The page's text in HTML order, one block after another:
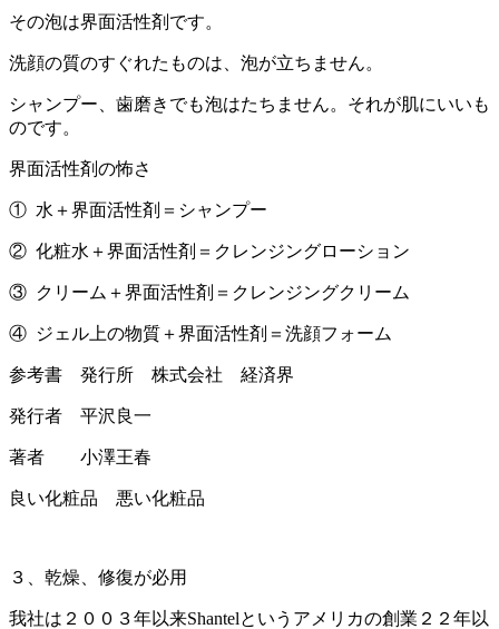
その泡は界面活性剤です。
洗顔の質のすぐれたものは、泡が立ちません。
シャンプー、歯磨きでも泡はたちません。それが肌にいいも
のです。
界面活性剤の怖さ
① 水＋界面活性剤＝シャンプー
② 化粧水＋界面活性剤＝クレンジングローション
③ クリーム＋界面活性剤＝クレンジングクリーム
④ ジェル上の物質＋界面活性剤＝洗顔フォーム
参考書 発行所 株式会社 経済界
発行者 平沢良一
著者 小澤王春
良い化粧品 悪い化粧品
３、乾燥、修復が必用
我社は２００３年以来Shantelというアメリカの創業２２年以